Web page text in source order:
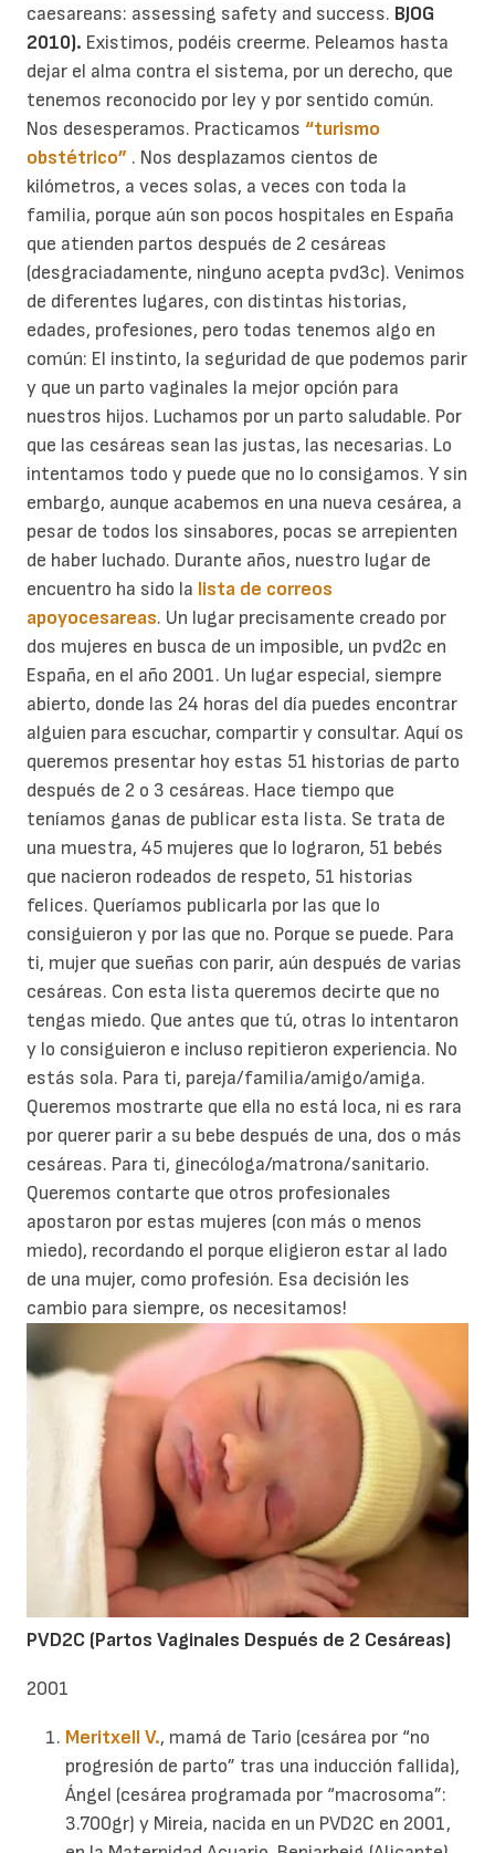
caesareans: assessing safety and success. BJOG
2010). Existimos, podéis creerme. Peleamos hasta
dejar el alma contra el sistema, por un derecho, que
tenemos reconocido por ley y por sentido común.
Nos desesperamos. Practicamos “turismo
obstétrico” . Nos desplazamos cientos de
kilómetros, a veces solas, a veces con toda la
familia, porque aún son pocos hospitales en España
que atienden partos después de 2 cesáreas
(desgraciadamente, ninguno acepta pvd3c). Venimos
de diferentes lugares, con distintas historias,
edades, profesiones, pero todas tenemos algo en
común: El instinto, la seguridad de que podemos parir
y que un parto vaginales la mejor opción para
nuestros hijos. Luchamos por un parto saludable. Por
que las cesáreas sean las justas, las necesarias. Lo
intentamos todo y puede que no lo consigamos. Y sin
embargo, aunque acabemos en una nueva cesárea, a
pesar de todos los sinsabores, pocas se arrepienten
de haber luchado. Durante años, nuestro lugar de
encuentro ha sido la lista de correos
apoyocesareas. Un lugar precisamente creado por
dos mujeres en busca de un imposible, un pvd2c en
España, en el año 2001. Un lugar especial, siempre
abierto, donde las 24 horas del día puedes encontrar
alguien para escuchar, compartir y consultar. Aquí os
queremos presentar hoy estas 51 historias de parto
después de 2 o 3 cesáreas. Hace tiempo que
teníamos ganas de publicar esta lista. Se trata de
una muestra, 45 mujeres que lo lograron, 51 bebés
que nacieron rodeados de respeto, 51 historias
felices. Queríamos publicarla por las que lo
consiguieron y por las que no. Porque se puede. Para
ti, mujer que sueñas con parir, aún después de varias
cesáreas. Con esta lista queremos decirte que no
tengas miedo. Que antes que tú, otras lo intentaron
y lo consiguieron e incluso repitieron experiencia. No
estás sola. Para ti, pareja/familia/amigo/amiga.
Queremos mostrarte que ella no está loca, ni es rara
por querer parir a su bebe después de una, dos o más
cesáreas. Para ti, ginecóloga/matrona/sanitario.
Queremos contarte que otros profesionales
apostaron por estas mujeres (con más o menos
miedo), recordando el porque eligieron estar al lado
de una mujer, como profesión. Esa decisión les
cambio para siempre, os necesitamos!
PVD2C (Partos Vaginales Después de 2 Cesáreas)
2001
Meritxell V., mamá de Tario (cesárea por “no
progresión de parto” tras una inducción fallida),
Ángel (cesárea programada por “macrosoma”:
3.700gr) y Mireia, nacida en un PVD2C en 2001,